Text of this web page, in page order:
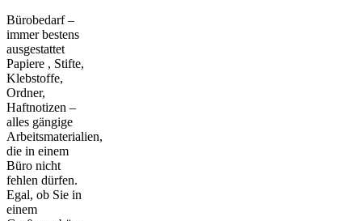
Bürobedarf –
immer bestens
ausgestattet
Papiere , Stifte,
Klebstoffe,
Ordner,
Haftnotizen –
alles gängige
Arbeitsmaterialien,
die in einem
Büro nicht
fehlen dürfen.
Egal, ob Sie in
einem